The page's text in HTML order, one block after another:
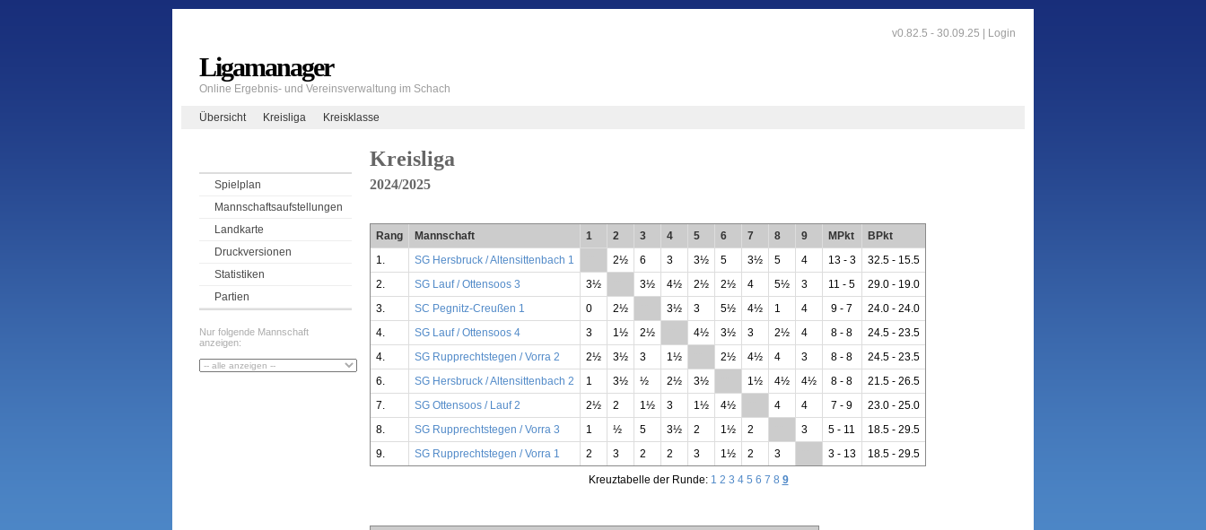
v0.82.5 - 30.09.25 | Login
Ligamanager
Online Ergebnis- und Vereinsverwaltung im Schach
Übersicht Kreisliga Kreisklasse
Spielplan
Mannschaftsaufstellungen
Landkarte
Druckversionen
Statistiken
Partien
Nur folgende Mannschaft
anzeigen:
Kreisliga
2024/2025
Rang Mannschaft 1 2 3 4 5 6 7 8 9 MPkt
BPkt
1.
SG Hersbruck / Altensittenbach 1 2½ 6 3 3½ 5 3½ 5 4 13 - 3
32.5 - 15.5
2.
SG Lauf / Ottensoos 3 3½ 3½ 4½ 2½ 2½ 4 5½ 3 11 - 5
29.0 - 19.0
3.
SC Pegnitz-Creußen 1 0 2½ 3½ 3 5½ 4½ 1 4 9 - 7
24.0 - 24.0
4.
SG Lauf / Ottensoos 4 3 1½ 2½ 4½ 3½ 3 2½ 4 8 - 8
24.5 - 23.5
4.
SG Rupprechtstegen / Vorra 2 2½ 3½ 3 1½ 2½ 4½ 4 3 8 - 8
24.5 - 23.5
6.
SG Hersbruck / Altensittenbach 2 1 3½ ½ 2½ 3½ 1½ 4½ 4½ 8 - 8
21.5 - 26.5
7.
SG Ottensoos / Lauf 2 2½ 2 1½ 3 1½ 4½ 4 4 7 - 9
23.0 - 25.0
8.
SG Rupprechtstegen / Vorra 3 1 ½ 5 3½ 2 1½ 2 3 5 - 11
18.5 - 29.5
9.
SG Rupprechtstegen / Vorra 1 2 3 2 2 3 1½ 2 3 3 - 13 18.5 - 29.5
Kreuztabelle der Runde: 1 2 3 4 5 6 7 8 9